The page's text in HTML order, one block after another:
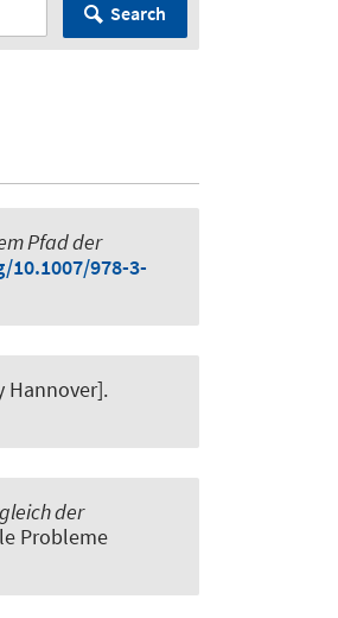
Search
Pfad der
978-3-
Hannover].
der
Probleme